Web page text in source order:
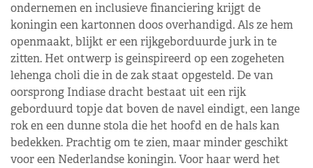
ondernemen en inclusieve financiering krijgt de
koningin een kartonnen doos overhandigd. Als ze hem
openmaakt, blijkt er een rijkgeborduurde jurk in te
zitten. Het ontwerp is geinspireerd op een zogeheten
lehenga choli die in de zak staat opgesteld. De van
oorsprong Indiase dracht bestaat uit een rijk
geborduurd topje dat boven de navel eindigt, een lange
rok en een dunne stola die het hoofd en de hals kan
bedekken. Prachtig om te zien, maar minder geschikt
voor een Nederlandse koningin. Voor haar werd het